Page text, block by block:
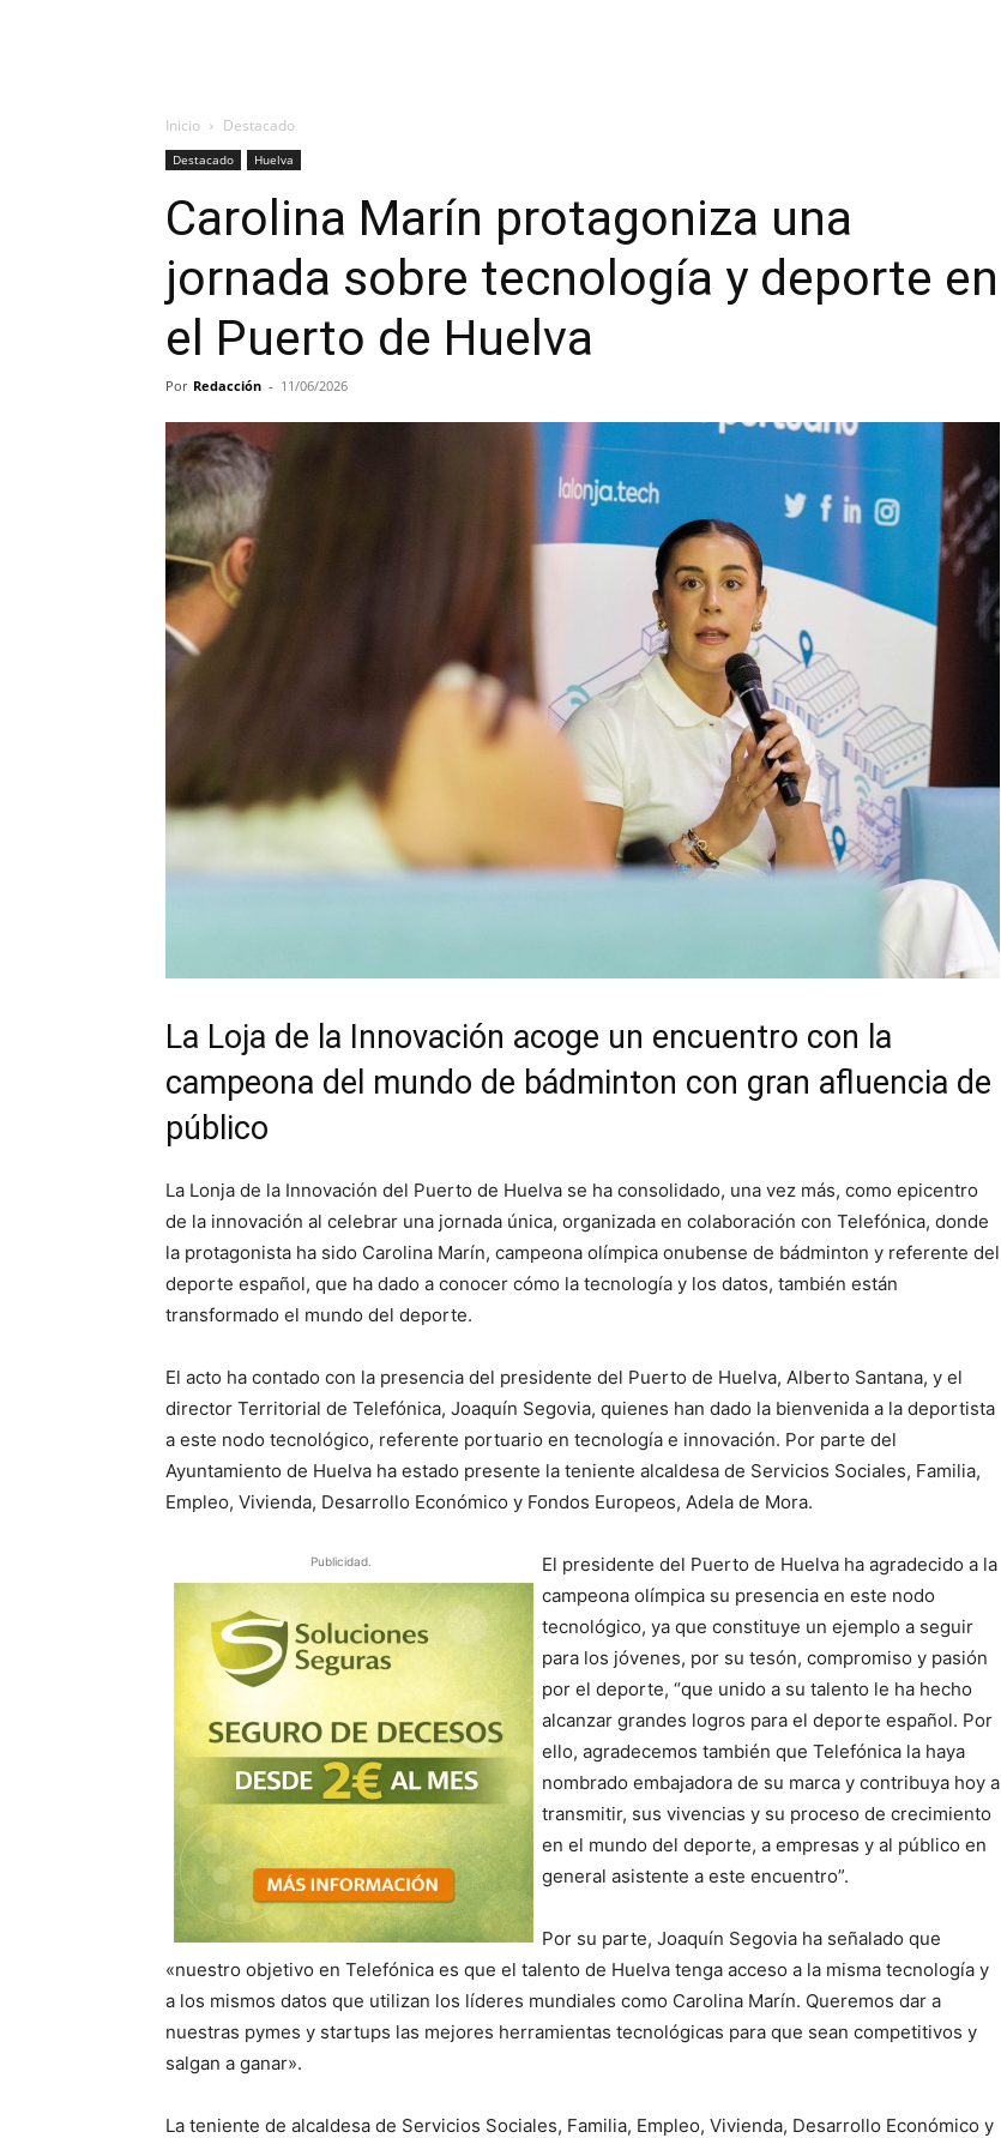
Inicio Destacado
Destacado Huelva
Carolina Marín protagoniza una
jornada sobre tecnología y deporte en
el Puerto de Huelva
Por Redacción - 11/06/2026
La Loja de la Innovación acoge un encuentro con la
campeona del mundo de bádminton con gran afluencia de
público
La Lonja de la Innovación del Puerto de Huelva se ha consolidado, una vez más, como epicentro
de la innovación al celebrar una jornada única, organizada en colaboración con Telefónica, donde
la protagonista ha sido Carolina Marín, campeona olímpica onubense de bádminton y referente del
deporte español, que ha dado a conocer cómo la tecnología y los datos, también están
transformado el mundo del deporte.
El acto ha contado con la presencia del presidente del Puerto de Huelva, Alberto Santana, y el
director Territorial de Telefónica, Joaquín Segovia, quienes han dado la bienvenida a la deportista
a este nodo tecnológico, referente portuario en tecnología e innovación. Por parte del
Ayuntamiento de Huelva ha estado presente la teniente alcaldesa de Servicios Sociales, Familia,
Empleo, Vivienda, Desarrollo Económico y Fondos Europeos, Adela de Mora.
Publicidad.
El presidente del Puerto de Huelva ha agradecido a la
campeona olímpica su presencia en este nodo
tecnológico, ya que constituye un ejemplo a seguir
para los jóvenes, por su tesón, compromiso y pasión
por el deporte, “que unido a su talento le ha hecho
alcanzar grandes logros para el deporte español. Por
ello, agradecemos también que Telefónica la haya
nombrado embajadora de su marca y contribuya hoy a
transmitir, sus vivencias y su proceso de crecimiento
en el mundo del deporte, a empresas y al público en
general asistente a este encuentro”.
Por su parte, Joaquín Segovia ha señalado que
«nuestro objetivo en Telefónica es que el talento de Huelva tenga acceso a la misma tecnología y
a los mismos datos que utilizan los líderes mundiales como Carolina Marín. Queremos dar a
nuestras pymes y startups las mejores herramientas tecnológicas para que sean competitivos y
salgan a ganar».
La teniente de alcaldesa de Servicios Sociales, Familia, Empleo, Vivienda, Desarrollo Económico y